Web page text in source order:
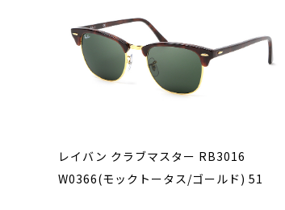
レイバン クラブマスター RB3016
W0366(モックトータス/ゴールド) 51